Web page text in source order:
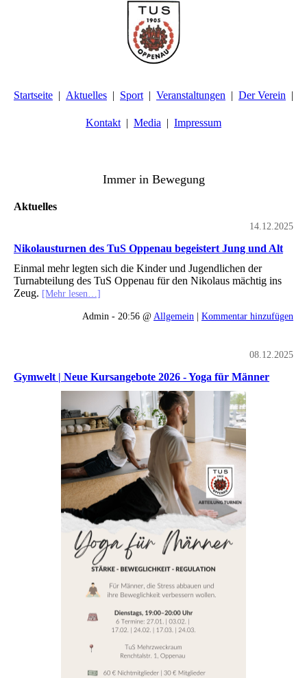
Startseite Aktuelles Sport Veranstaltungen Der Verein
Kontakt Media Impressum
Immer in Bewegung
Aktuelles
14.12.2025
Nikolausturnen des TuS Oppenau begeistert Jung und Alt
Einmal mehr legten sich die Kinder und Jugendlichen der
Turnabteilung des TuS Oppenau für den Nikolaus mächtig ins
Zeug. [Mehr lesen…]
Admin - 20:56 @ Allgemein | Kommentar hinzufügen
08.12.2025
Gymwelt | Neue Kursangebote 2026 - Yoga für Männer